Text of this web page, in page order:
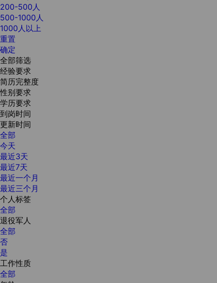
200-500人
500-1000人
1000人以上
重置
确定
全部筛选
经验要求
简历完整度
性别要求
学历要求
到岗时间
更新时间
全部
今天
最近3天
最近7天
最近一个月
最近三个月
个人标签
全部
退役军人
全部
否
是
工作性质
全部